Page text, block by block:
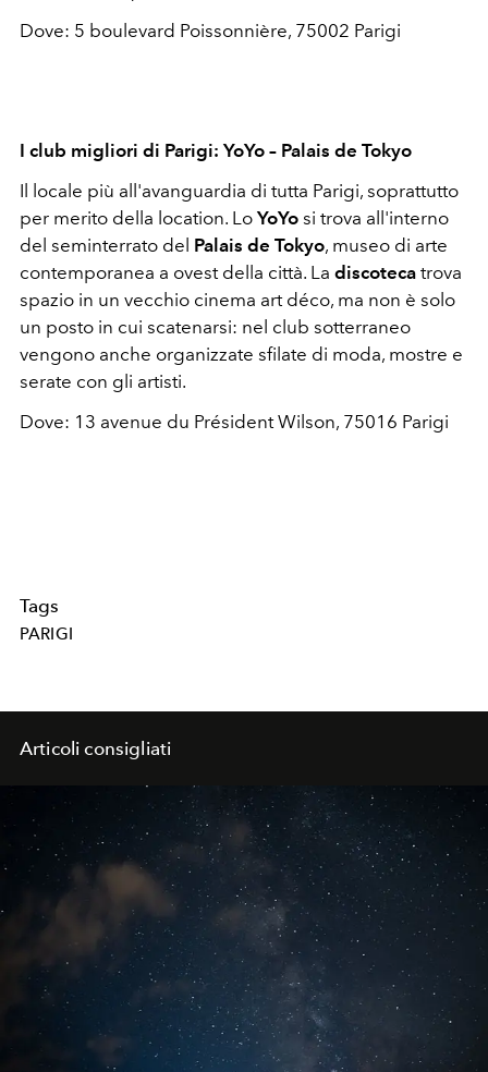
Dove: 5 boulevard Poissonnière, 75002 Parigi
I club migliori di Parigi: YoYo – Palais de Tokyo
Il locale più all'avanguardia di tutta Parigi, soprattutto
per merito della location. Lo YoYo si trova all'interno
del seminterrato del Palais de Tokyo, museo di arte
contemporanea a ovest della città. La discoteca trova
spazio in un vecchio cinema art déco, ma non è solo
un posto in cui scatenarsi: nel club sotterraneo
vengono anche organizzate sfilate di moda, mostre e
serate con gli artisti.
Dove: 13 avenue du Président Wilson, 75016 Parigi
Tags
PARIGI
Articoli consigliati